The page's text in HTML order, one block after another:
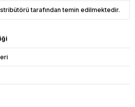
tarafından temin edilmektedir.